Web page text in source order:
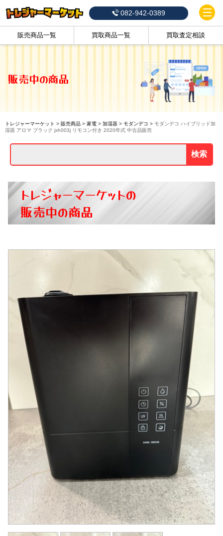
082-942-0389
販売商品一覧 買取商品一覧 買取査定相談
販売中の商品
トレジャーマーケット > 販売商品> 家電> 加湿器> モダンデコ > モダンデコ ハイブリッド加
湿器 アロマ ブラック jxh003j リモコン付き 2020年式 中古品販売
検索
トレジャーマーケットの
販売中の商品